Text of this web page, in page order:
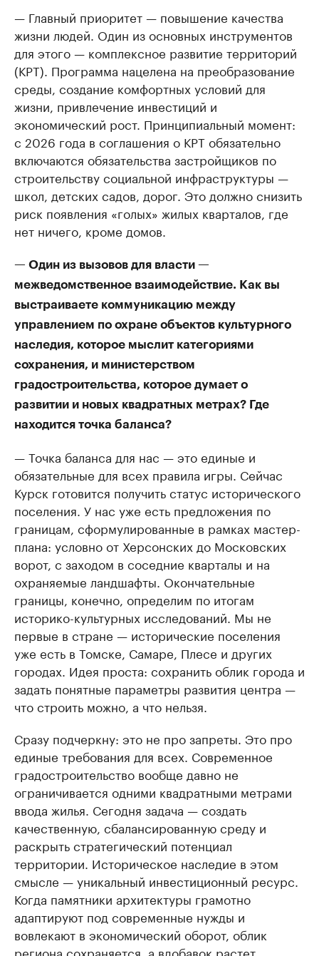
— Главный приоритет — повышение качества
жизни людей. Один из основных инструментов
для этого — комплексное развитие территорий
(КРТ). Программа нацелена на преобразование
среды, создание комфортных условий для
жизни, привлечение инвестиций и
экономический рост. Принципиальный момент:
с 2026 года в соглашения о КРТ обязательно
включаются обязательства застройщиков по
строительству социальной инфраструктуры —
школ, детских садов, дорог. Это должно снизить
риск появления «голых» жилых кварталов, где
нет ничего, кроме домов.
— Один из вызовов для власти —
межведомственное взаимодействие. Как вы
выстраиваете коммуникацию между
управлением по охране объектов культурного
наследия, которое мыслит категориями
сохранения, и министерством
градостроительства, которое думает о
развитии и новых квадратных метрах? Где
находится точка баланса?
— Точка баланса для нас — это единые и
обязательные для всех правила игры. Сейчас
Курск готовится получить статус исторического
поселения. У нас уже есть предложения по
границам, сформулированные в рамках мастер-
плана: условно от Херсонских до Московских
ворот, с заходом в соседние кварталы и на
охраняемые ландшафты. Окончательные
границы, конечно, определим по итогам
историко-культурных исследований. Мы не
первые в стране — исторические поселения
уже есть в Томске, Самаре, Плесе и других
городах. Идея проста: сохранить облик города и
задать понятные параметры развития центра —
что строить можно, а что нельзя.
Сразу подчеркну: это не про запреты. Это про
единые требования для всех. Современное
градостроительство вообще давно не
ограничивается одними квадратными метрами
ввода жилья. Сегодня задача — создать
качественную, сбалансированную среду и
раскрыть стратегический потенциал
территории. Историческое наследие в этом
смысле — уникальный инвестиционный ресурс.
Когда памятники архитектуры грамотно
адаптируют под современные нужды и
вовлекают в экономический оборот, облик
региона сохраняется, а вдобавок растет